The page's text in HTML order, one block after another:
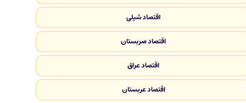
اقتصاد شیلی
اقتصاد صربستان
اقتصاد عراق
اقتصاد عربستان